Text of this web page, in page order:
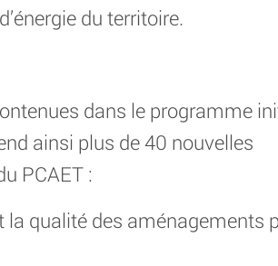
du territoire.
dans le programme
ainsi plus de 40 nouvelles
PCAET :
qualité des aménagements